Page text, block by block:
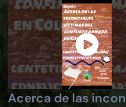
Acerca de las